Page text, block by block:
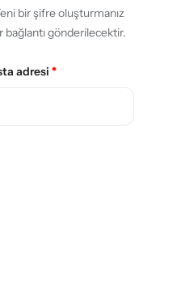
bir şifre oluşturmanız
gönderilecektir.
adresi *